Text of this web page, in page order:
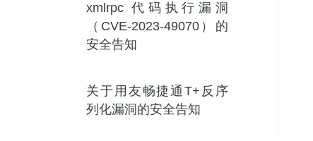
xmlrpc 代码执行漏洞
（CVE-2023-49070）的
安全告知
关于用友畅捷通T+反序
列化漏洞的安全告知